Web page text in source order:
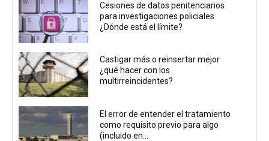
Cesiones de datos penitenciarios
para investigaciones policiales
¿Dónde está el límite?
Castigar más o reinsertar mejor
¿qué hacer con los
multirreincidentes?
El error de entender el tratamiento
como requisito previo para algo
(incluido en...